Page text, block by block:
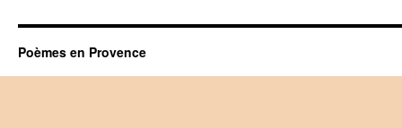
Poèmes en Provence